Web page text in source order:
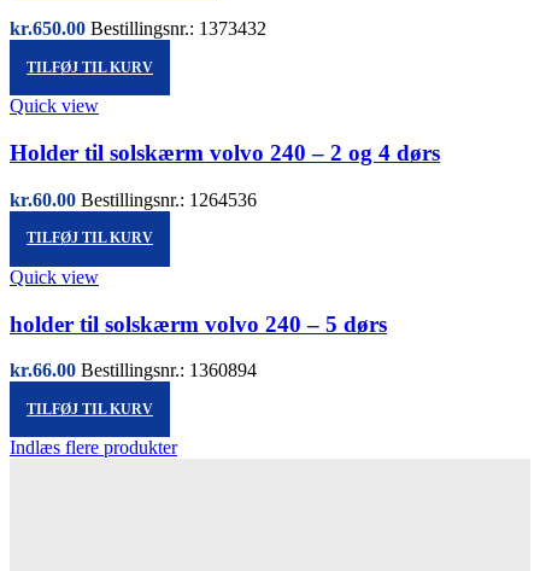
kr.650.00 Bestillingsnr.: 1373432
TILFØJ TIL KURV
Quick view
Holder til solskærm volvo 240 – 2 og 4 dørs
kr.60.00 Bestillingsnr.: 1264536
TILFØJ TIL KURV
Quick view
holder til solskærm volvo 240 – 5 dørs
kr.66.00 Bestillingsnr.: 1360894
TILFØJ TIL KURV
Indlæs flere produkter